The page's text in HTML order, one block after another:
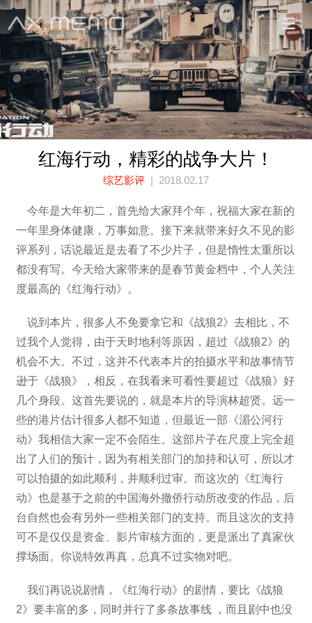
红海行动，精彩的战争大片！
综艺影评 | 2018.02.17
今年是大年初二，首先给大家拜个年，祝福大家在新的
一年里身体健康，万事如意。接下来就带来好久不见的影
评系列，话说最近是去看了不少片子，但是惰性太重所以
都没有写。今天给大家带来的是春节黄金档中，个人关注
度最高的《红海行动》。
说到本片，很多人不免要拿它和《战狼2》去相比，不
过我个人觉得，由于天时地利等原因，超过《战狼2》的
机会不大。不过，这并不代表本片的拍摄水平和故事情节
逊于《战狼》，相反，在我看来可看性要超过《战狼》好
几个身段。这首先要说的，就是本片的导演林超贤。远一
些的港片估计很多人都不知道，但最近一部《湄公河行
动》我相信大家一定不会陌生。这部片子在尺度上完全超
出了人们的预计，因为有相关部门的加持和认可，所以才
可以拍摄的如此顺利，并顺利过审。而这次的《红海行
动》也是基于之前的中国海外撤侨行动所改变的作品，后
台自然也会有另外一些相关部门的支持。而且这次的支持
可不是仅仅是资金、影片审核方面的，更是派出了真家伙
撑场面。你说特效再真，总真不过实物对吧。
我们再说说剧情，《红海行动》的剧情，要比《战狼
2》要丰富的多，同时并行了多条故事线 ，而且剧中也没